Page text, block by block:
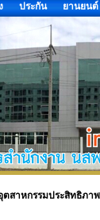
ประกัน ยานยนต์
ตสาหกรรมประสิทธิภ